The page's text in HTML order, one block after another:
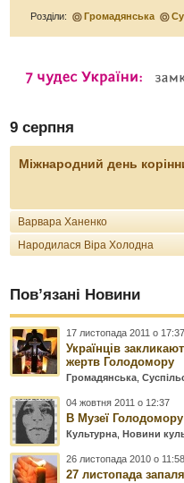
Розділи: Громадянська
9 серпня
Міжнародний день
Варвара Ханенко
Народилася Віра Холодна
Пов’язані Новини
17 листопада 2011 о 17:37
Українців
жертв Голодомору
Громадянська ,
04 жовтня 2011 о 12:37
В Музеї
Культурна ,Новини
26 листопада 2010 о 11:58
27 листопада